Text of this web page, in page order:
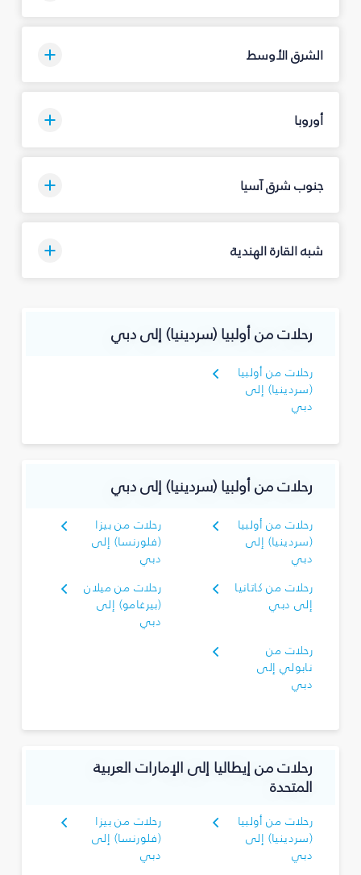
الشرق الأوسط
أوروبا
جنوب شرق آسيا
شبه القارة الهندية
رحلات من أولبيا (سردينيا) إلى دبي
رحلات من أولبيا
(سردينيا) إلى
دبي
رحلات من أولبيا (سردينيا) إلى دبي
رحلات من أولبيا
(سردينيا) إلى
دبي
رحلات من بيزا
(فلورنسا) إلى
دبي
رحلات من كاتانيا
إلى دبي
رحلات من ميلان
(بيرغامو) إلى
دبي
رحلات من
نابولي إلى
دبي
رحلات من إيطاليا إلى الإمارات العربية
المتحدة
رحلات من أولبيا
(سردينيا) إلى
دبي
رحلات من بيزا
(فلورنسا) إلى
دبي